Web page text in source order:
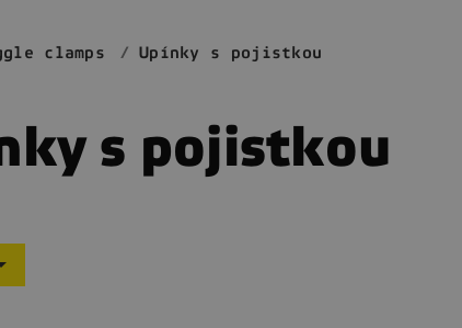
clamps Upínky s pojistkou
s pojistkou